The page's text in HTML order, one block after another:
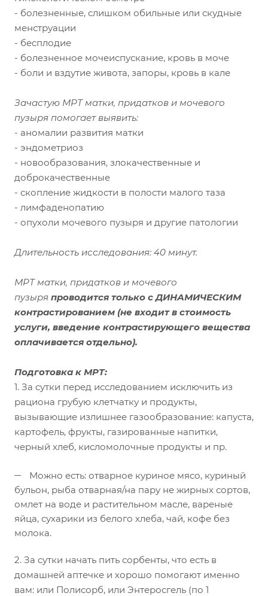
- болезненные, слишком обильные или скудные
менструации
- бесплодие
- болезненное мочеиспускание, кровь в моче
- боли и вздутие живота, запоры, кровь в кале
Зачастую МРТ матки, придатков и мочевого
пузыря помогает выявить:
- аномалии развития матки
- эндометриоз
- новообразования, злокачественные и
доброкачественные
- скопление жидкости в полости малого таза
- лимфаденопатию
- опухоли мочевого пузыря и другие патологии
Длительность исследования: 40 минут.
МРТ матки, придатков и мочевого
пузыря проводится только с ДИНАМИЧЕСКИМ
контрастированием (не входит в стоимость
услуги, введение контрастирующего вещества
оплачивается отдельно).
Подготовка к МРТ:
1. За сутки перед исследованием исключить из
рациона грубую клетчатку и продукты,
вызывающие излишнее газообразование: капуста,
картофель, фрукты, газированные напитки,
черный хлеб, кисломолочные продукты и пр.
Можно есть: отварное куриное мясо, куриный
бульон, рыба отварная/на пару не жирных сортов,
омлет на воде и растительном масле, вареные
яйца, сухарики из белого хлеба, чай, кофе без
молока.
2. За сутки начать пить сорбенты, что есть в
домашней аптечке и хорошо помогают именно
вам: или Полисорб, или Энтеросгель (по 1